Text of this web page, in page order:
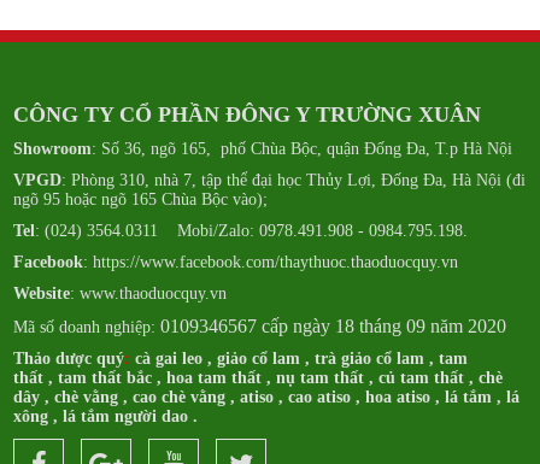
CÔNG TY CỔ PHẦN ĐÔNG Y TRƯỜNG XUÂN
Showroom: Số 36, ngõ 165, phố Chùa Bộc, quận Đống Đa, T.p Hà Nội
VPGD: Phòng 310, nhà 7, tập thể đại học Thủy Lợi, Đống Đa, Hà Nội (đi
ngõ 95 hoặc ngõ 165 Chùa Bộc vào);
Tel: (024) 3564.0311 Mobi/Zalo: 0978.491.908 - 0984.795.198.
Facebook:https://www.facebook.com/thaythuoc.thaoduocquy.vn
Website: www.thaoduocquy.vn
Mã số doanh nghiệp:0109346567 cấp ngày 18 tháng 09 năm 2020
Thảo dược quý:cà gai leo ,giảo cổ lam ,trà giảo cổ lam ,tam
thất ,tam thất bắc ,hoa tam thất ,nụ tam thất ,củ tam thất ,chè
dây ,chè vằng ,cao chè vằng ,atiso ,cao atiso ,hoa atiso ,lá tắm ,lá
xông ,lá tắm người dao .